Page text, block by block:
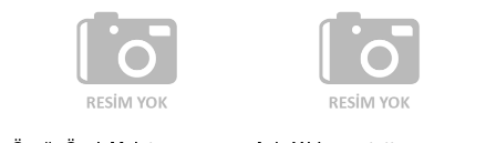
orman yangınlarını önümüzdeki
hafta Meclise taşıyıp komisyon
kurulmasını sağlayacaklarını